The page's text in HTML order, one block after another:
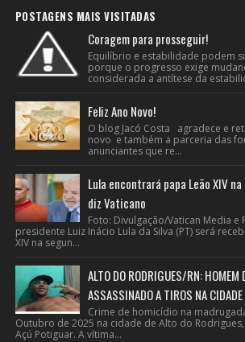
POSTAGENS MAIS VISITADAS
Coragem para prosseguir!
Equilíbrio e estabilidade podem
porque o progresso exige
considerada a antítese da
Feliz Ano Novo!
O blog Jacó Costa agradece e
novo e também a parceria das
anunciantes que re...
Lula encontrará papa Leão XIV
diz Vaticano
Foto: Divulgação/Vatican Media e
presidente Luiz Inácio Lula da Silva (PT) será
XIV na segun...
ALTO DO RODRIGUES/RN: HOMEM
ASSASSINADO A TIROS NA CIDADE
Crime de homicídio na
Outubro de 2025 na cidade de Alto do
Açú Potiguar. A vítima...